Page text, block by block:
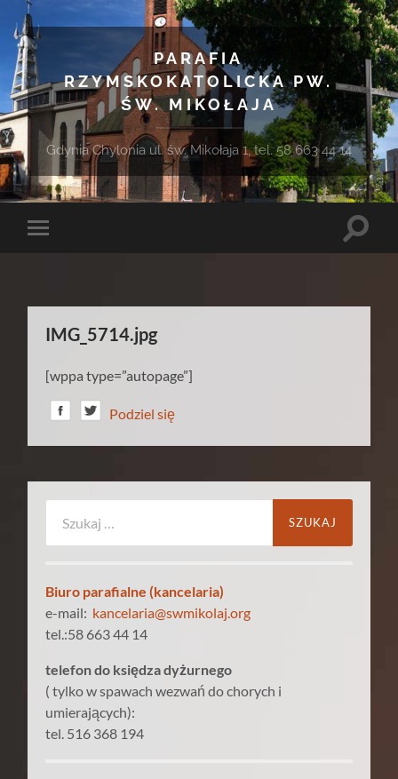
PARAFIA
RZYMSKOKATOLICKA PW.
ŚW. MIKOŁAJA
Gdynia Chylonia ul. św. Mikołaja 1, tel. 58 663 44 14
Toggle
Toggle
IMG_5714.jpg
[wppa type=”autopage”]
Podziel się
Biuro parafialne (kancelaria)
e-mail: kancelaria@swmikolaj.org
tel.:58 663 44 14
telefon do księdza dyżurnego
( tylko w spawach wezwań do chorych i
umierających):
tel. 516 368 194